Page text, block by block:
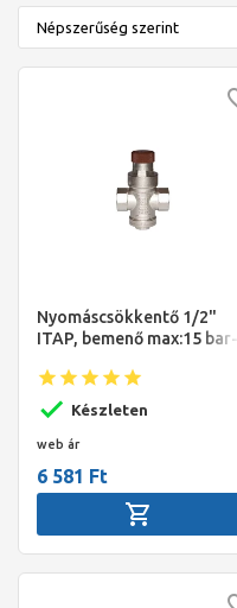
Nyomáscsökkentő 1/2"
ITAP, bemenő max:15 bar-
Készleten
web ár
6 581 Ft